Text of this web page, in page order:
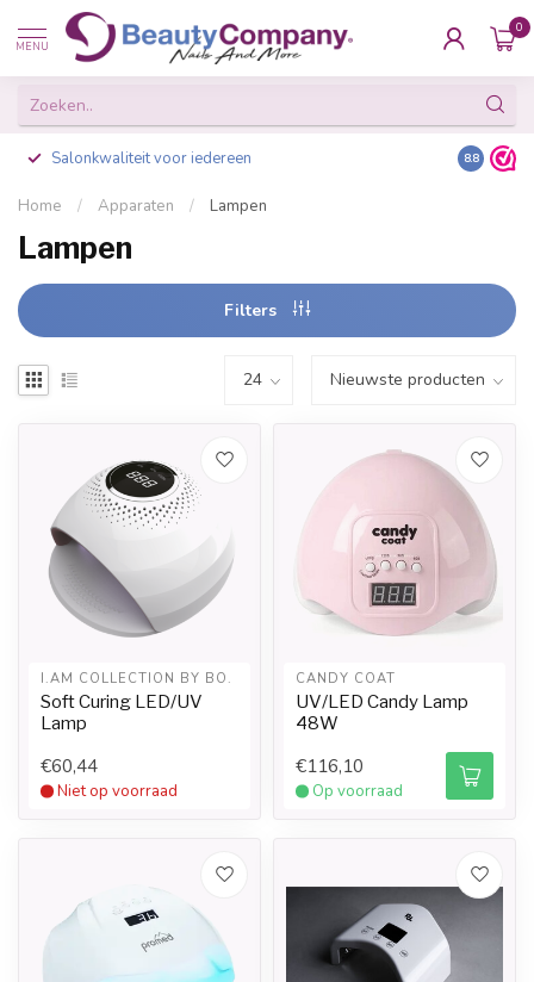
MENU
0
Salonkwaliteit voor iedereen Gratis
8.8
Home / Apparaten / Lampen
Lampen
Filters
I.AM COLLECTION BY BO.
Soft Curing LED/UV
Lamp
€60,44
Niet op voorraad
CANDY COAT
UV/LED Candy Lamp
48W
€116,10
Op voorraad